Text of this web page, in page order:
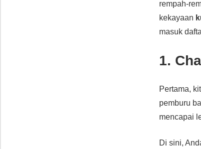
rempah-
kekayaan
masuk
1.
Pertama,
pemburu
mencapai
Di sini,